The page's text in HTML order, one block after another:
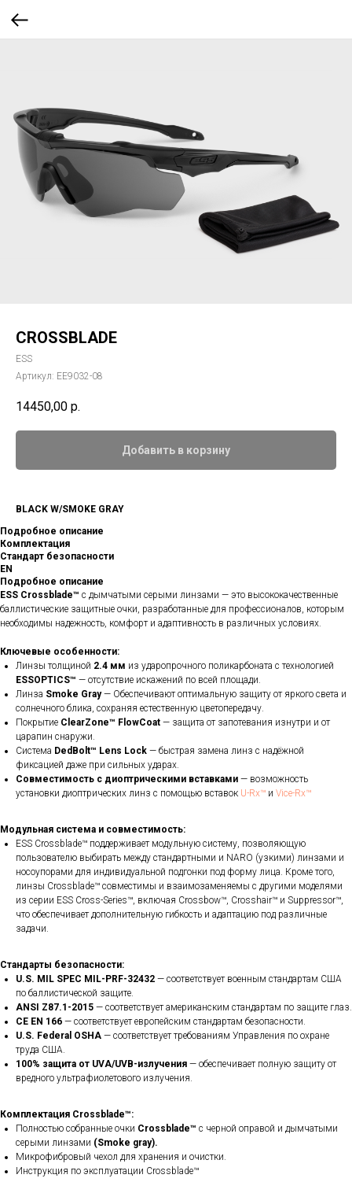
CROSSBLADE
ESS
Артикул: EE9032-08
14450,00 р.
Добавить в корзину
BLACK W/SMOKE GRAY
Подробное описание
Комплектация
Стандарт безопасности
EN
Подробное описание
ESS Crossblade™ с дымчатыми серыми линзами — это высококачественные
баллистические защитные очки, разработанные для профессионалов, которым
необходимы надежность, комфорт и адаптивность в различных условиях.​
Ключевые особенности:
Линзы толщиной 2.4 мм из ударопрочного поликарбоната с технологией
ESSOPTICS™ — отсутствие искажений по всей площади.
Линза Smoke Gray— Обеспечивают оптимальную защиту от яркого света и
солнечного блика, сохраняя естественную цветопередачу.
Покрытие ClearZone™ FlowCoat — защита от запотевания изнутри и от
царапин снаружи.
Система DedBolt™ Lens Lock — быстрая замена линз с надёжной
фиксацией даже при сильных ударах.
Совместимость с диоптрическими вставками — возможность
установки диоптрических линз с помощью вставок U-Rx™ и Vice-Rx™
Модульная система и совместимость:
ESS Crossblade™ поддерживает модульную систему, позволяющую
пользователю выбирать между стандартными и NARO (узкими) линзами и
носоупорами для индивидуальной подгонки под форму лица. Кроме того,
линзы Crossblade™ совместимы и взаимозаменяемы с другими моделями
из серии ESS Cross-Series™, включая Crossbow™, Crosshair™ и Suppressor™,
что обеспечивает дополнительную гибкость и адаптацию под различные
задачи.​
Стандарты безопасности:
U.S. MIL SPEC MIL-PRF-32432 — соответствует военным стандартам США
по баллистической защите.
ANSI Z87.1-2015 — соответствует американским стандартам по защите глаз.
CE EN 166 — соответствует европейским стандартам безопасности.
U.S. Federal OSHA — соответствует требованиям Управления по охране
труда США.
100% защита от UVA/UVB-излучения — обеспечивает полную защиту от
вредного ультрафиолетового излучения.
Комплектация Crossblade™:
Полностью собранные очки Crossblade™ с черной оправой и дымчатыми
серыми линзами (Smoke gray).
Микрофибровый чехол для хранения и очистки.
Инструкция по эксплуатации Crossblade™